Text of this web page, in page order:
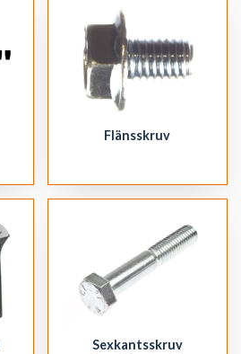
Flänsskruv
Sexkantsskruv